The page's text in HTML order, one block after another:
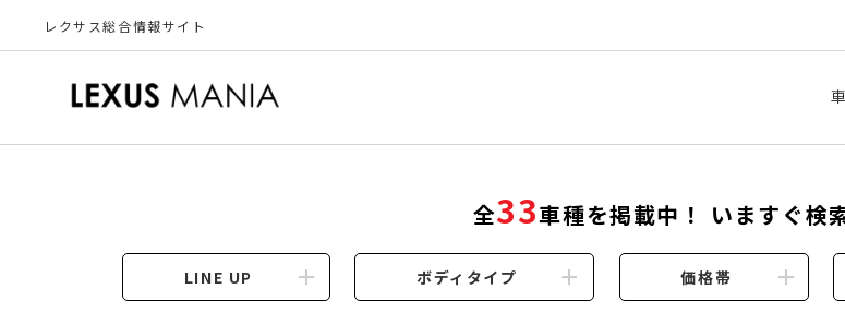
レクサス総合情報サイト
全33車種を掲載中！ いますぐ検
LINE UP ボディタイプ 価格帯